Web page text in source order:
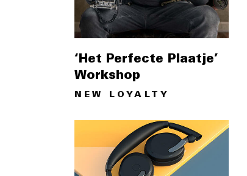
‘Het Perfecte Plaatje’
Workshop
NEW LOYALTY